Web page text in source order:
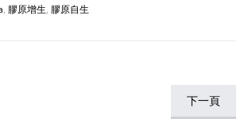
, 膠原增生, 膠原自生
下一頁